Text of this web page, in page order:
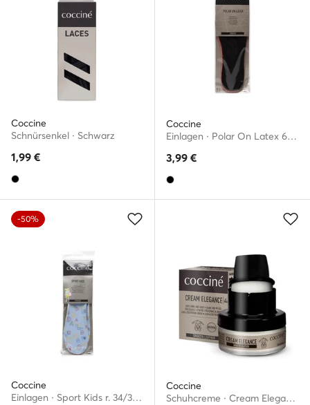
Coccine
Schnürsenkel · Schwarz
1,99 €
Coccine
Einlagen · Polar On Latex 665/18/AZ
3,99 €
-50%
Coccine
Einlagen · Sport Kids r. 34/35 665/75/24-35/AZ
Coccine
Schuhcreme · Cream Elegance 55/26/50/02/A/V7